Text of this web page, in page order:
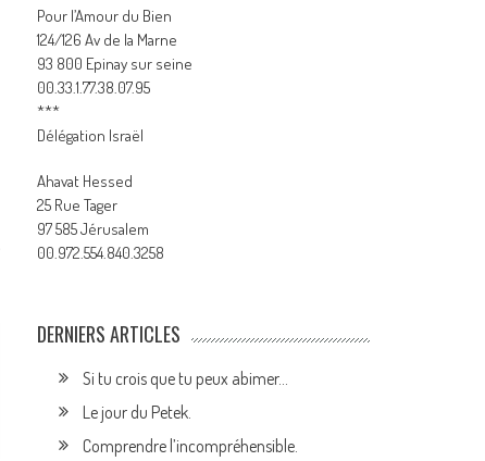
Pour l’Amour du Bien
124/126 Av de la Marne
93 800 Epinay sur seine
00.33.1.77.38.07.95
***
Délégation Israël
Ahavat Hessed
25 Rue Tager
97 585 Jérusalem
00.972.554.840.3258
DERNIERS ARTICLES
Si tu crois que tu peux abimer…
Le jour du Petek.
Comprendre l’incompréhensible.